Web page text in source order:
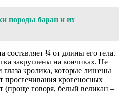
породы баран и их
составляет ¼ от длины его тела.
закруглены на кончиках. Не
глаза кролика, которые лишены
просвечивания кровеносных
(проще говоря, белый великан –